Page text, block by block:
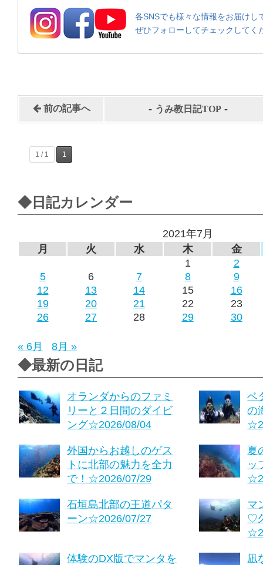
各SNSでも様々な情報をお届けし
ぜひフォローしてチェックしてく
前の記事へ - うみ教日記TOP -
1 / 1 1
◆日記カレンダー
2021年7月
月
火 水 木
金
1
2
5
6 7 8
9
12
13 14 15
16
19
20 21 22
23
26
27 28 29 30
« 6月 8月 »
◆最新の日記
オランダからのファミ
リーと２日間のダイビ
ング☆2026/08/04
ベ
の
外国からお越しのゲス
トに北部の魅力を全力
で！☆2026/07/29
夏
ッ
石垣島北部の王道パタ
ーン☆2026/07/27
マ
♡
体験のDX版でマンタを
凪